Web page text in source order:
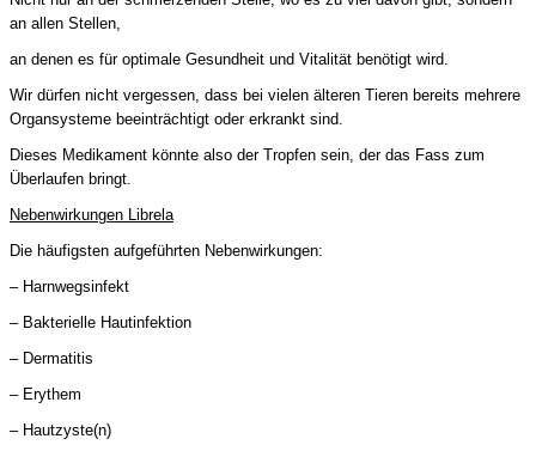
an allen Stellen,
an denen es für optimale Gesundheit und Vitalität benötigt wird.
Wir dürfen nicht vergessen, dass bei vielen älteren Tieren bereits mehrere
Organsysteme beeinträchtigt oder erkrankt sind.
Dieses Medikament könnte also der Tropfen sein, der das Fass zum
Überlaufen bringt.
Nebenwirkungen Librela
Die häufigsten aufgeführten Nebenwirkungen:
– Harnwegsinfekt
– Bakterielle Hautinfektion
– Dermatitis
– Erythem
– Hautzyste(n)